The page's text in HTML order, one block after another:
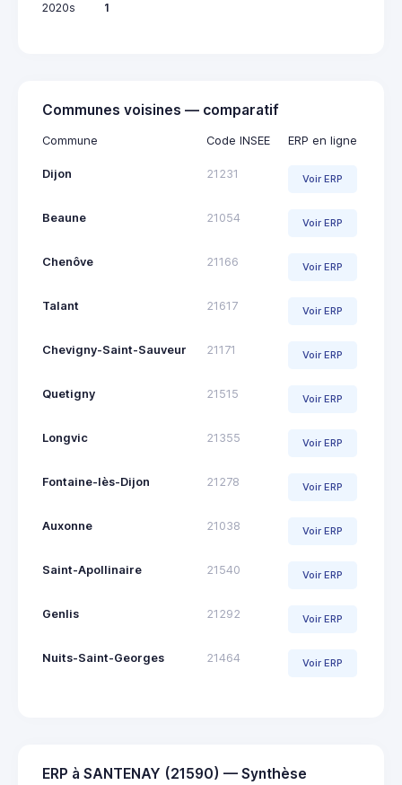
2020s
1
Communes voisines — comparatif
Commune Code INSEE ERP en ligne
Dijon 21231 Voir ERP
Beaune 21054 Voir ERP
Chenôve 21166 Voir ERP
Talant 21617 Voir ERP
Chevigny-Saint-Sauveur 21171 Voir ERP
Quetigny 21515 Voir ERP
Longvic 21355 Voir ERP
Fontaine-lès-Dijon 21278 Voir ERP
Auxonne 21038 Voir ERP
Saint-Apollinaire 21540 Voir ERP
Genlis 21292 Voir ERP
Nuits-Saint-Georges 21464 Voir ERP
ERP à SANTENAY (21590) — Synthèse